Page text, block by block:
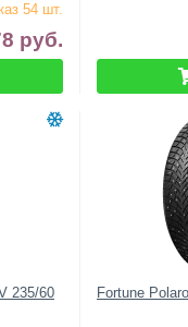
54 шт.
руб.
235/60
Fortune